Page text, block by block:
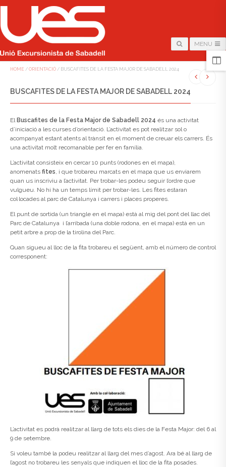
MENU
HOME / ORIENTACIÓ / BUSCAFITES DE LA FESTA MAJOR DE SABADELL 2024
BUSCAFITES DE LA FESTA MAJOR DE SABADELL 2024
ElBuscafites de la Festa Major de Sabadell 2024 és una activitat
d’iniciació a les curses d’orientació. L’activitat es pot realitzar sol o
acompanyat estant atents al trànsit en el moment de creuar els carrers. És
una activitat molt recomanable per fer en família.
L’activitat consisteix en cercar 10 punts (rodones en el mapa),
anomenats fites, i que trobareu marcats en el mapa que us enviarem
quan us inscriviu a l’activitat. Per trobar-les podeu seguir l’ordre que
vulgueu. No hi ha un temps límit per trobar-les. Les fites estaran
col·locades al parc de Catalunya i carrers i places properes.
El punt de sortida (un triangle en el mapa) està al mig del pont del llac del
Parc de Catalunya i l’arribada (una doble rodona, en el mapa) està en un
petit arbre a prop de la tirolina del Parc.
Quan sigueu al lloc de la fita trobareu el següent, amb el número de control
corresponent:
L’activitat es podrà realitzar al llarg de tots els dies de la Festa Major: del 6 al
9 de setembre.
Si voleu també la podeu realitzar al llarg del mes d’agost. Ara bé al llarg de
l’agost no trobareu les senyals que indiquen el lloc de la fita posades.